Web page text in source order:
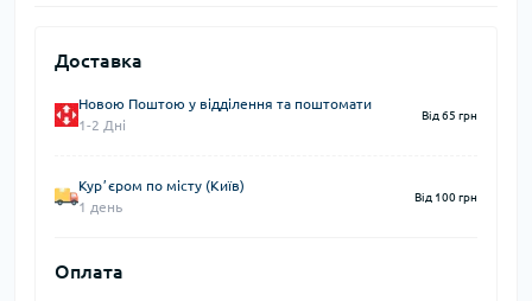
Доставка
Новою Поштою у відділення та поштомати
1-2 Дні
Від 65 грн
Курʼєром по місту (Київ)
1 день
Від 100 грн
Оплата